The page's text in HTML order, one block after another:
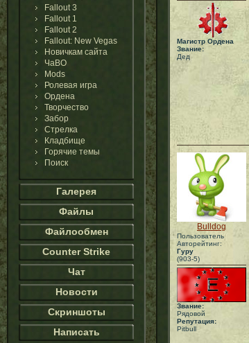
Fallout 3
Fallout 1
Fallout 2
Fallout: New Vegas
Новичкам сайта
ЧаВО
Mods
Ролевая игра
Ордена
Творчество
Забор
Стрелка
Кладбище
Горячие темы
Поиск
Галерея
Файлы
Файлообмен
Counter Strike
Чат
Новости
Скриншоты
Написать
Магистр Ордена
Звание:
Дед
Bulldog
Пользователь
Авторейтинг:
Гуру
(903-5)
Звание:
Рядовой
Репутация:
Pitbull